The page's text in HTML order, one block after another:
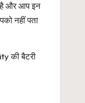
और आप इन
नहीं पता
की बैटरी